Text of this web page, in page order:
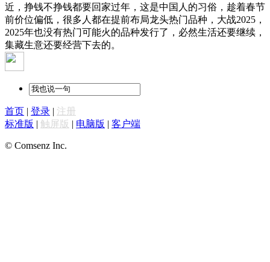
近，挣钱不挣钱都要回家过年，这是中国人的习俗，趁着春节
前价位偏低，很多人都在提前布局龙头热门品种，大战2025，
2025年也没有热门可能火的品种发行了，必然生活还要继续，
集藏生意还要经营下去的。
首页 | 登录 | 注册
标准版 | 触屏版 | 电脑版 | 客户端
© Comsenz Inc.